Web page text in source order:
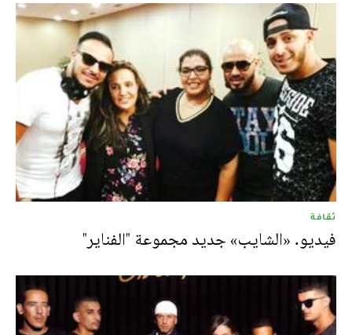
ثقافة
فيديو. «الشايب» جديد مجموعة "الفناير"